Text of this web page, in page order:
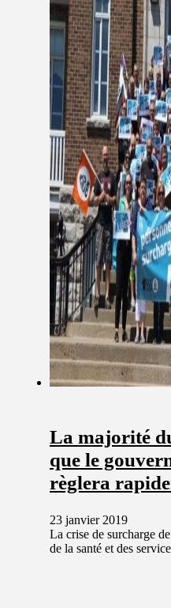
La majorité
que le
règlera
23 janvier 2019
La crise de surcharge
de la santé et des